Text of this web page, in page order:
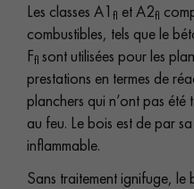
Les classes A1 fl et A2fl
combustibles, tels que le
Ffl sont utilisées pour les
prestations en termes de
planchers qui n’ont pas
au feu. Le bois est de par
inflammable.
Sans traitement ignifuge, le